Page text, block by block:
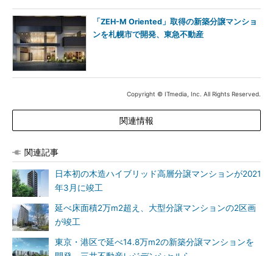
「ZEH-M Oriented」取得の新築分譲マンショ
ンを札幌市で開発、東急不動産
Copyright © ITmedia, Inc. All Rights Reserved.
関連情報
関連記事
日本初の木造ハイブリッド高層分譲マンションが2021
年3月に竣工
延べ床面積2万m2超え、大型分譲マンションの2区画
が竣工
東京・港区で延べ14.8万m2の新築分譲マンションを